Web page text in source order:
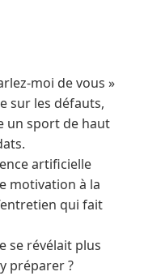
moi de vous »
sur les défauts,
un sport de haut
artificielle
motivation à la
qui fait
se révélait plus
préparer ?